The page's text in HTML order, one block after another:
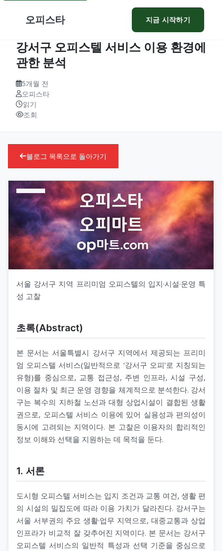
오피스타 지금 시작하기
강서구 오피스텔 서비스 이용 환경에
관한 분석
5개월 전
오피스타
읽기
조회
블로그 목록으로 돌아가기
서울 강서구 지역 프리미엄 오피스텔의 입지·시설·운영 특
성 고찰
초록(Abstract)
본 문서는 서울특별시 강서구 지역에서 제공되는 프리미
엄 오피스텔 서비스(일반적으로 ‘강서구 오피’로 지칭되는
유형)를 중심으로, 교통 접근성, 주변 인프라, 시설 구성,
이용 절차 및 최근 운영 경향을 체계적으로 분석한다. 강서
구는 복수의 지하철 노선과 대형 상업시설이 결합된 생활
권으로, 오피스텔 서비스 이용에 있어 실용성과 편의성이
동시에 고려되는 지역이다. 본 고찰은 이용자의 합리적인
정보 이해와 선택을 지원하는 데 목적을 둔다.
1. 서론
도시형 오피스텔 서비스는 입지 조건과 교통 여건, 생활 편
의 시설의 밀집도에 따라 이용 가치가 달라진다. 강서구는
서울 서부권의 주요 생활·업무 지역으로, 대중교통과 상업
인프라가 비교적 잘 갖추어진 지역이다. 본 문서는 강서구
오피스텔 서비스의 일반적 특성과 선택 기준을 중심으로